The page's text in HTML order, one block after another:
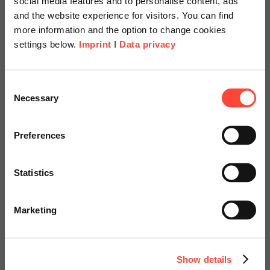
and the website experience for visitors. You can find
more information and the option to change cookies
settings below. Imprint I Data privacy
Selection
Necessary
Preferences
Statistics
Marketing
Show details
zeigt die von SAP ausgelieferten und individuell konfigurierten
Kennzahlenservices an.
specially adapted offers and